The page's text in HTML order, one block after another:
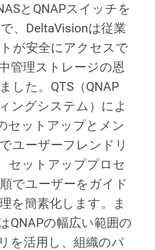
とQNAPスイッチを
、DeltaVisionは従業
が安全にアクセスで
管理ストレージの恩
した。QTS（QNAP
ングシステム）によ
セットアップとメン
ユーザーフレンドリ
セットアッププロセ
でユーザーをガイド
を簡素化します。ま
QNAPの幅広い範囲の
を活用し、組織のパ